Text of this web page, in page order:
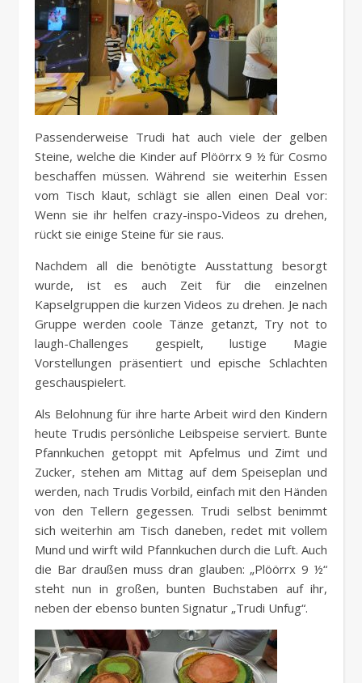
Passenderweise Trudi hat auch viele der gelben
Steine, welche die Kinder auf Plöörrx 9 ½ für Cosmo
beschaffen müssen. Während sie weiterhin Essen
vom Tisch klaut, schlägt sie allen einen Deal vor:
Wenn sie ihr helfen crazy-inspo-Videos zu drehen,
rückt sie einige Steine für sie raus.
Nachdem all die benötigte Ausstattung besorgt
wurde, ist es auch Zeit für die einzelnen
Kapselgruppen die kurzen Videos zu drehen. Je nach
Gruppe werden coole Tänze getanzt, Try not to
laugh-Challenges gespielt, lustige Magie
Vorstellungen präsentiert und epische Schlachten
geschauspielert.
Als Belohnung für ihre harte Arbeit wird den Kindern
heute Trudis persönliche Leibspeise serviert. Bunte
Pfannkuchen getoppt mit Apfelmus und Zimt und
Zucker, stehen am Mittag auf dem Speiseplan und
werden, nach Trudis Vorbild, einfach mit den Händen
von den Tellern gegessen. Trudi selbst benimmt
sich weiterhin am Tisch daneben, redet mit vollem
Mund und wirft wild Pfannkuchen durch die Luft. Auch
die Bar draußen muss dran glauben: „Plöörrx 9 ½“
steht nun in großen, bunten Buchstaben auf ihr,
neben der ebenso bunten Signatur „Trudi Unfug“.